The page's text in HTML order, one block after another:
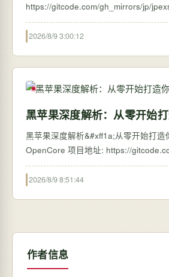
2026/8/9 3:00:12
黑苹果深度解析：从零开始
黑苹果深度解析&#xff1a;从零开始打
2026/8/9 8:51:44
作者信息